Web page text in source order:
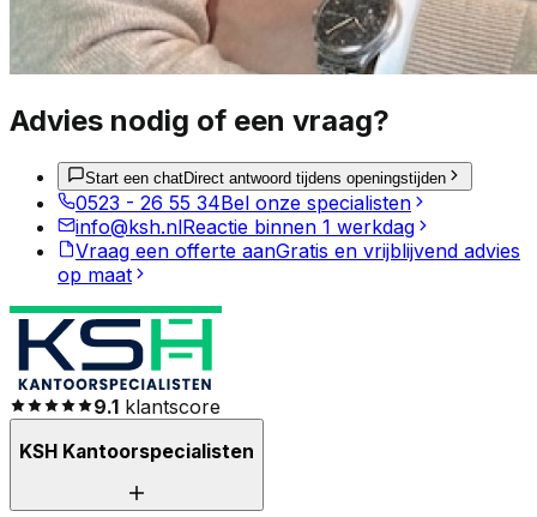
Advies nodig of een vraag?
Start een chatDirect antwoord tijdens openingstijden
0523 - 26 55 34Bel onze specialisten
info@ksh.nlReactie binnen 1 werkdag
Vraag een offerte aanGratis en vrijblijvend advies
op maat
9.1 klantscore
KSH Kantoorspecialisten